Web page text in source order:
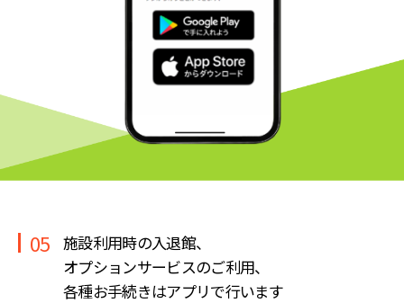
05 施設利用時の入退館、
オプションサービスのご利用、
各種お手続きはアプリで行います